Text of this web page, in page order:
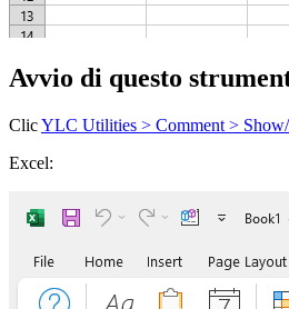
Avvio di questo
ClicYLC Utilities > Comment >
Excel: